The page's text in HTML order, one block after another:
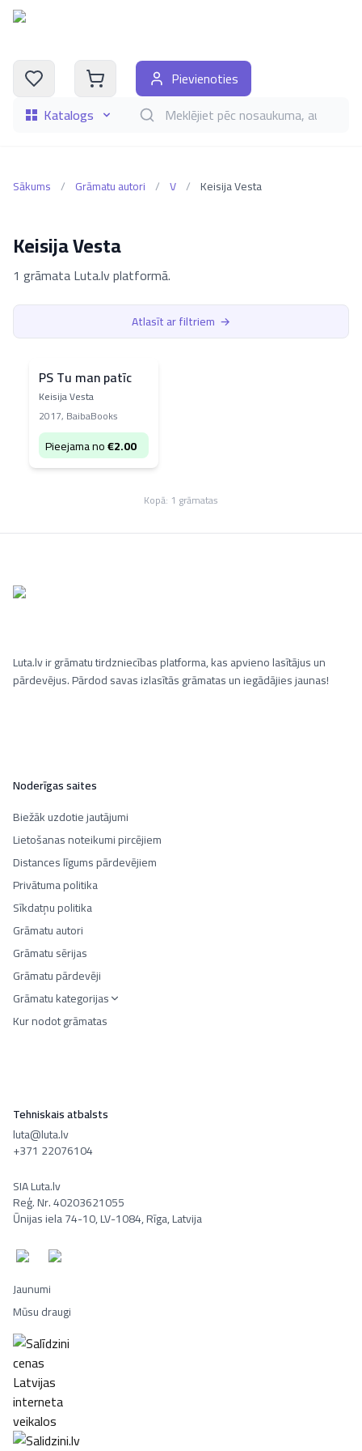
Katalogs Meklēt grāmatas pēc nosaukuma, autora,
Pievienoties
Sākums / Grāmatu autori / V / Keisija Vesta
Keisija Vesta
1 grāmata Luta.lv platformā.
Atlasīt ar filtriem →
PS Tu man patīc
Keisija Vesta
2017, BaibaBooks
Pieejama no€2.00
Kopā: 1 grāmatas
Luta.lv ir grāmatu tirdzniecības platforma, kas apvieno lasītājus un
pārdevējus. Pārdod savas izlasītās grāmatas un iegādājies jaunas!
Noderīgas saites
Biežāk uzdotie jautājumi
Lietošanas noteikumi pircējiem
Distances līgums pārdevējiem
Privātuma politika
Sīkdatņu politika
Grāmatu autori
Grāmatu sērijas
Grāmatu pārdevēji
Grāmatu kategorijas
Kur nodot grāmatas
Tehniskais atbalsts
luta@luta.lv
+371 22076104
SIA Luta.lv
Reģ. Nr. 40203621055
Ūnijas iela 74-10, LV-1084, Rīga, Latvija
Jaunumi
Mūsu draugi